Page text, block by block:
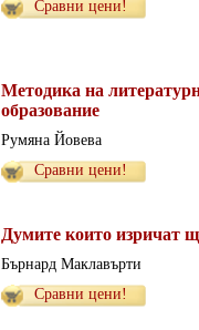
Сравни цени!
Методика на
образование
Румяна Йовева
Сравни цени!
Думите които изричат
Бърнард Маклавърти
Сравни цени!